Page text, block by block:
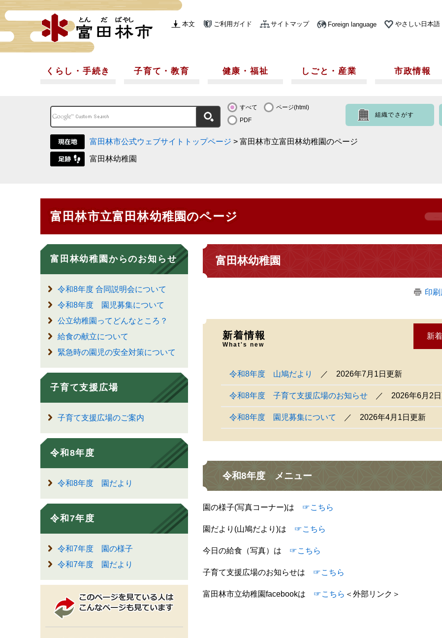
本文 ご利用ガイド サイトマップ Foreign language やさしい日本語
くらし・手続き 子育て・教育 健康・福祉 しごと・産業 市政情報
すべて
ページ(html)
PDF
組織でさがす
富田林市公式ウェブサイトトップページ > 富田林市立富田林幼稚園のページ
富田林幼稚園
富田林市立富田林幼稚園のページ
富田林幼稚園からのお知らせ
令和8年度 合同説明会について
令和8年度 園児募集について
公立幼稚園ってどんなところ？
給食の献立について
緊急時の園児の安全対策について
子育て支援広場
子育て支援広場のご案内
令和8年度
令和8年度 園だより
令和7年度
令和7年度 園の様子
令和7年度 園だより
富田林幼稚園
印
新着情報
What's new
新
令和8年度 山鳩だより 2026年7月1日更新
令和8年度 子育て支援広場のお知らせ 2026年6月2
令和8年度 園児募集について 2026年4月1日更新
令和8年度 メニュー
園の様子(写真コーナー)は ☞こちら
園だより(山鳩だより)は ☞こちら
今日の給食（写真）は ☞こちら
子育て支援広場のお知らせは ☞こちら
富田林市立幼稚園facebookは ☞こちら ＜外部リンク＞